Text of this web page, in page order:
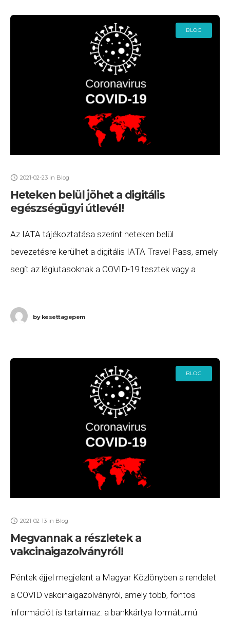
BLOG
2021-02-23 in Blog
Heteken belül jöhet a digitális
egészségügyi útlevél!
Az IATA tájékoztatása szerint heteken belül
bevezetésre kerülhet a digitális IATA Travel Pass, amely
segít az légiutasoknak a COVID-19 tesztek vagy a
bykesettagepem
BLOG
2021-02-13 in Blog
Megvannak a részletek a
vakcinaigazolványról!
Péntek éjjel megjelent a Magyar Közlönyben a rendelet
a COVID vakcinaigazolványról, amely több, fontos
információt is tartalmaz: a bankkártya formátumú